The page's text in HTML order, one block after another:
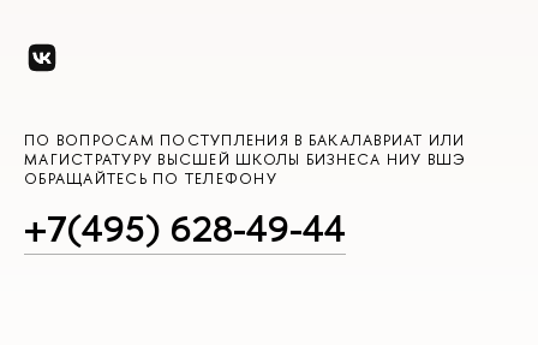
ПО ВОПРОСАМ ПОСТУПЛЕНИЯ В БАКАЛАВРИАТ ИЛИ
МАГИСТРАТУРУ ВЫСШЕЙ ШКОЛЫ БИЗНЕСА НИУ ВШЭ
ОБРАЩАЙТЕСЬ ПО ТЕЛЕФОНУ
+7(495) 628-49-44